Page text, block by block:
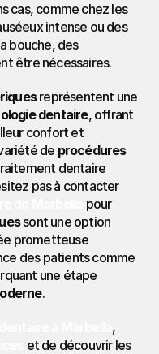
cas, comme chez les
intense ou des
bouche, des
être nécessaires.
représentent une
dentaire, offrant
confort et
de procédures
dentaire
pas à contacter
pour
sont une option
prometteuse
des patients comme
une étape
.
,
et de découvrir les